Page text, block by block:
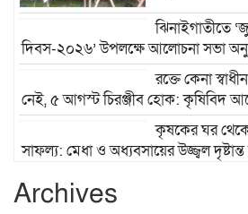
ঝিনাইগাতীতে
দিবস-২০২৬’ উপলক্ষে আলোচনা সভা
রক্তে কেনা
নেই, ৫ আগস্ট চিরঞ্জীব হোক: কৃষিবিদ
কৃষকের ঘর থেকে
সাফল্য: মেধা ও অধ্যবসায়ের উজ্জ্বল
Archives